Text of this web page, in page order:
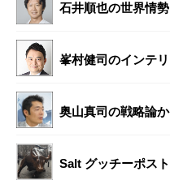
石井順也の世界情
峯村健司のインテ
奥山真司の戦略論
Salt グッチーポス